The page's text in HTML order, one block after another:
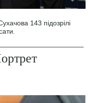
143 підозрілі